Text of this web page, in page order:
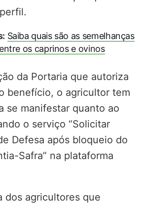
Saiba quais são as semelhanças
os caprinos e ovinos
da Portaria que autoriza
benefício, o agricultor tem
se manifestar quanto ao
o serviço “Solicitar
Defesa após bloqueio do
Safra” na plataforma
dos agricultores que